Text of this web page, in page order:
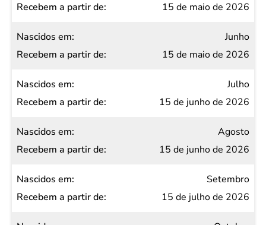
15 de maio de 2026
Junho
15 de maio de 2026
Julho
15 de junho de 2026
Agosto
15 de junho de 2026
Setembro
15 de julho de 2026